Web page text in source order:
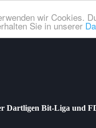
wir Cookies.
Sie in unserer
Dartligen Bit-Liga und